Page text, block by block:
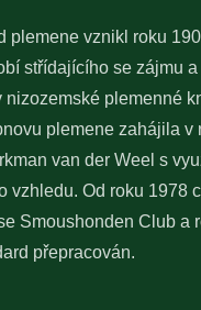
plemene vznikl roku
střídajícího se zájmu a
nizozemské plemenné
plemene zahájila v
van der Weel s
vzhledu. Od roku 1978
Smoushonden Club a
přepracován.